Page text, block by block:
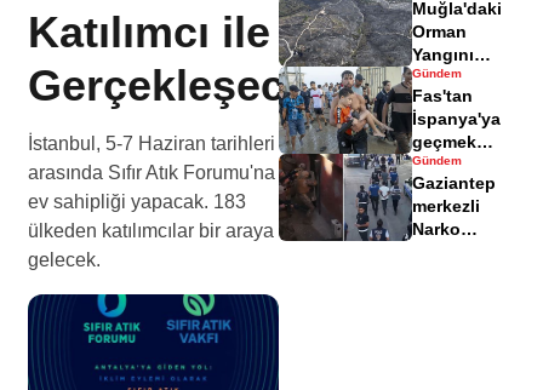
Katılımcı ile
Gerçekleşecek
İstanbul, 5-7 Haziran tarihleri
arasında Sıfır Atık Forumu'na
ev sahipliği yapacak. 183
ülkeden katılımcılar bir araya
gelecek.
yaralandı
Muğla'daki
Orman
Yangını
Sonrası
Zarar Gören
Alanlar
Havadisinde
Gündem
Fas'tan
İspanya'ya
geçmek
isteyen
göçmenler
geri döndü
Gündem
Gaziantep
merkezli
Narko